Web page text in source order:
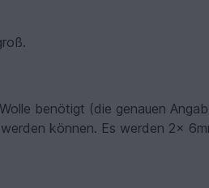
benötigt (die genauen
können. Es werden 2x